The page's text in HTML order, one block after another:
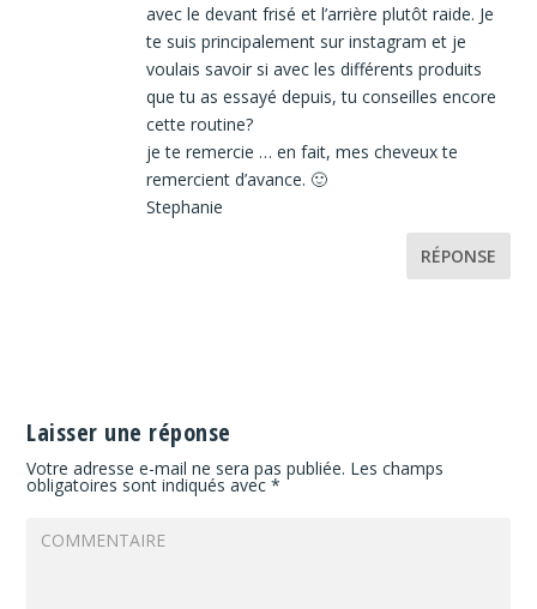
avec le devant frisé et l’arrière plutôt raide. Je
te suis principalement sur instagram et je
voulais savoir si avec les différents produits
que tu as essayé depuis, tu conseilles encore
cette routine?
je te remercie … en fait, mes cheveux te
remercient d’avance. 🙂
Stephanie
RÉPONSE
Laisser une réponse
Votre adresse e-mail ne sera pas publiée. Les champs
obligatoires sont indiqués avec*